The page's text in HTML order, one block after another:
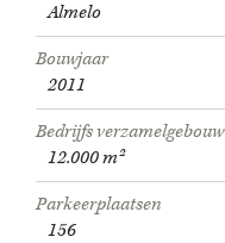
Almelo
Bouwjaar
2011
Bedrijfs verzamelgebouw
12.000 m²
Parkeerplaatsen
156